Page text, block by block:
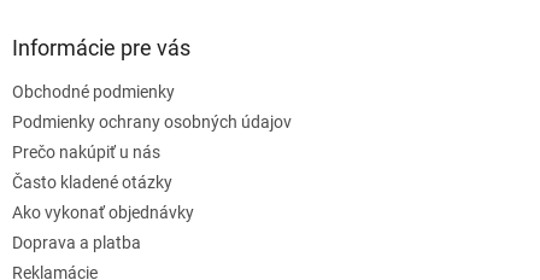
Informácie pre vás
Obchodné podmienky
Podmienky ochrany osobných údajov
Prečo nakúpiť u nás
Často kladené otázky
Ako vykonať objednávky
Doprava a platba
Reklamácie